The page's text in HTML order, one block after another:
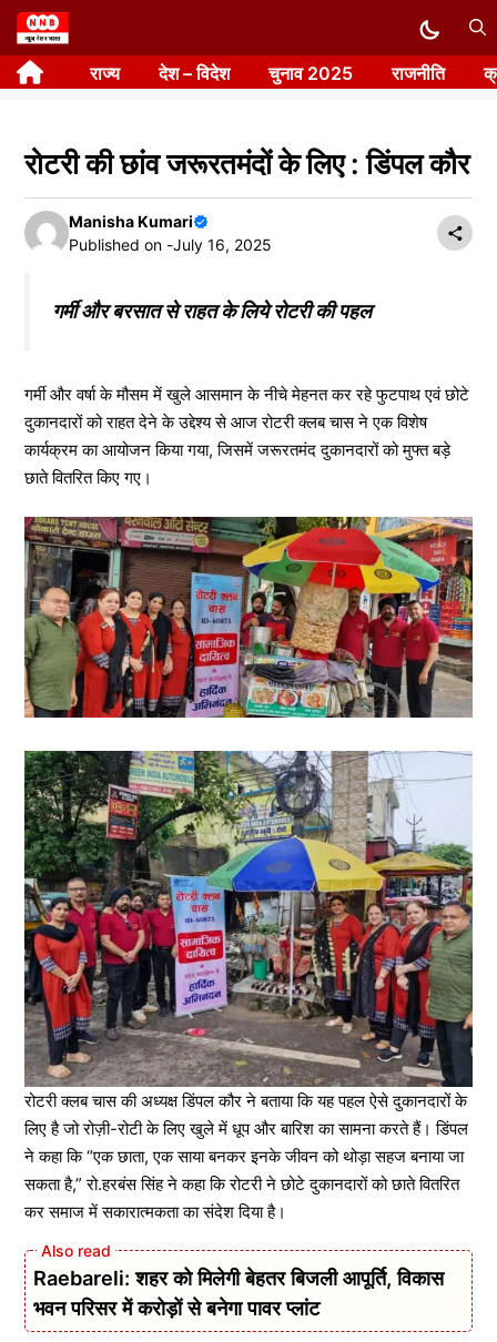
Skip
to
content राज्य देश – विदेश चुनाव 2025 राजनीति
रोटरी की छांव जरूरतमंदों के लिए : डिंपल कौर
Manisha Kumari
Published on -July 16, 2025
गर्मी और बरसात से राहत के लिये रोटरी की पहल
गर्मी और वर्षा के मौसम में खुले आसमान के नीचे मेहनत कर रहे फुटपाथ एवं छोटे
दुकानदारों को राहत देने के उद्देश्य से आज रोटरी क्लब चास ने एक विशेष
कार्यक्रम का आयोजन किया गया, जिसमें जरूरतमंद दुकानदारों को मुफ्त बड़े
छाते वितरित किए गए।
रोटरी क्लब चास की अध्यक्ष डिंपल कौर ने बताया कि यह पहल ऐसे दुकानदारों के
लिए है जो रोज़ी-रोटी के लिए खुले में धूप और बारिश का सामना करते हैं। डिंपल
ने कहा कि “एक छाता, एक साया बनकर इनके जीवन को थोड़ा सहज बनाया जा
सकता है,” रो.हरबंस सिंह ने कहा कि रोटरी ने छोटे दुकानदारों को छाते वितरित
कर समाज में सकारात्मकता का संदेश दिया है।
Raebareli: शहर को मिलेगी बेहतर बिजली आपूर्ति, विकास
भवन परिसर में करोड़ों से बनेगा पावर प्लांट